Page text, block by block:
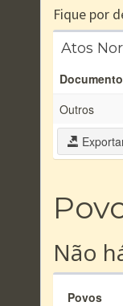
Fique por
Atos
Documento
Outros
Não
Povos